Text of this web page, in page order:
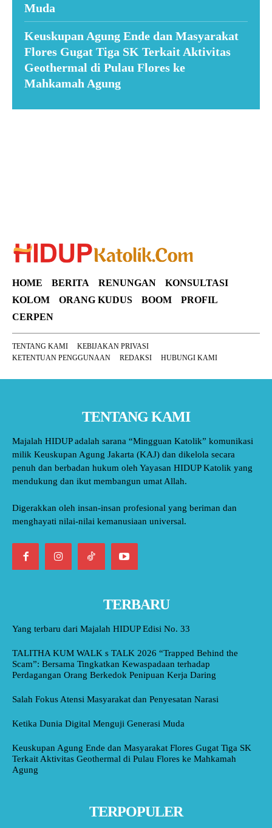
Muda
Keuskupan Agung Ende dan Masyarakat
Flores Gugat Tiga SK Terkait Aktivitas
Geothermal di Pulau Flores ke
Mahkamah Agung
HOME BERITA RENUNGAN
KONSULTASI
KOLOM
ORANG KUDUS BOOM
PROFIL
CERPEN
TENTANG KAMI
KEBIJAKAN PRIVASI
KETENTUAN PENGGUNAAN
REDAKSI HUBUNGI KAMI
TENTANG KAMI
Majalah HIDUP adalah sarana “Mingguan Katolik” komunikasi
milik Keuskupan Agung Jakarta (KAJ) dan dikelola secara
penuh dan berbadan hukum oleh Yayasan HIDUP Katolik yang
mendukung dan ikut membangun umat Allah.
Digerakkan oleh insan-insan profesional yang beriman dan
menghayati nilai-nilai kemanusiaan universal.
TERBARU
Yang terbaru dari Majalah HIDUP Edisi No. 33
TALITHA KUM WALK s TALK 2026 “Trapped Behind the
Scam”: Bersama Tingkatkan Kewaspadaan terhadap
Perdagangan Orang Berkedok Penipuan Kerja Daring
Salah Fokus Atensi Masyarakat dan Penyesatan Narasi
Ketika Dunia Digital Menguji Generasi Muda
Keuskupan Agung Ende dan Masyarakat Flores Gugat Tiga SK
Terkait Aktivitas Geothermal di Pulau Flores ke Mahkamah
Agung
TERPOPULER